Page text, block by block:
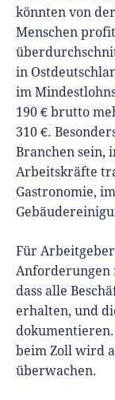
könnten von
Menschen
in
im
190 € brutto
310 €.
Branchen sein,
Arbeitskräfte
Gastronomie,
Für
Anforderungen
dass alle
erhalten, und
beim Zoll wird
überwachen.